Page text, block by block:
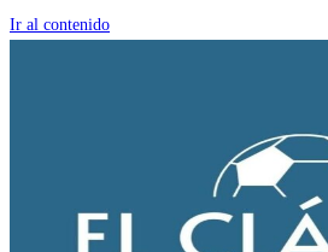
Ir al contenido